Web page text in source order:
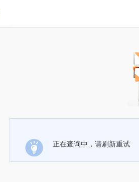
正在查询中，请刷新重试